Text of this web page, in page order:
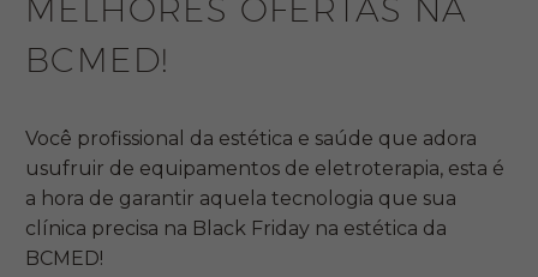
MELHORES OFERTAS NA
BCMED!
Você profissional da estética e saúde que adora
usufruir de equipamentos de eletroterapia, esta é
a hora de garantir aquela tecnologia que sua
clínica precisa na Black Friday na estética da
BCMED!